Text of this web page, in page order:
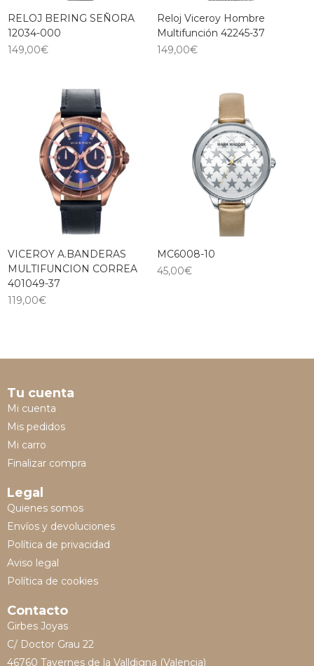
RELOJ BERING SEÑORA
12034-000
149,00€
Reloj Viceroy Hombre
Multifunción 42245-37
149,00€
VICEROY A.BANDERAS
MULTIFUNCION CORREA
401049-37
119,00€
MC6008-10
45,00€
Tu cuenta
Mi cuenta
Mis pedidos
Mi carro
Finalizar compra
Legal
Quienes somos
Envíos y devoluciones
Política de privacidad
Aviso legal
Política de cookies
Contacto
Girbes Joyas
C/ Doctor Grau 22
46760 Tavernes de la Valldigna (Valencia)